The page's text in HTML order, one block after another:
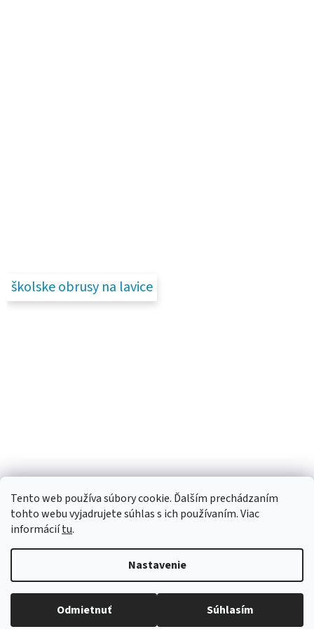
Tento web používa súbory cookie. Ďalším prechádzaním
tohto webu vyjadrujete súhlas s ich používaním. Viac
informáciítu.
Nastavenie
Odmietnuť Súhlasím
Robíme všetko pre to, aby sme vaše objednávky doručili
čo najskôr. Ospravedlňujeme sa za prípadné oneskorenie
školske obrusy na lavice
Vytvoril Shoptet
Copyright 2026Luana e-shop . Všetky práva vyhradené.